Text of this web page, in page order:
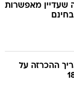
שעדיין מאפשרות
ההכרזה על